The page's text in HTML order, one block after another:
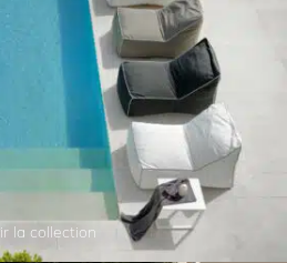
la collection